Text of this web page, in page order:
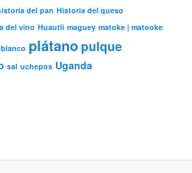
del pan Historia del queso
del vino Huautli maguey matoke | matooke
plátano pulque
sal uchepos Uganda